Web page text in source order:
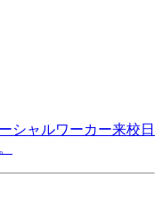
シャルワーカー来校日